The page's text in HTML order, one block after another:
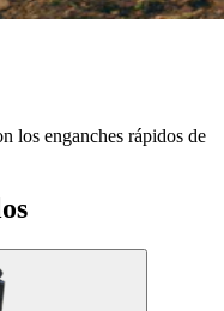
los enganches rápidos de